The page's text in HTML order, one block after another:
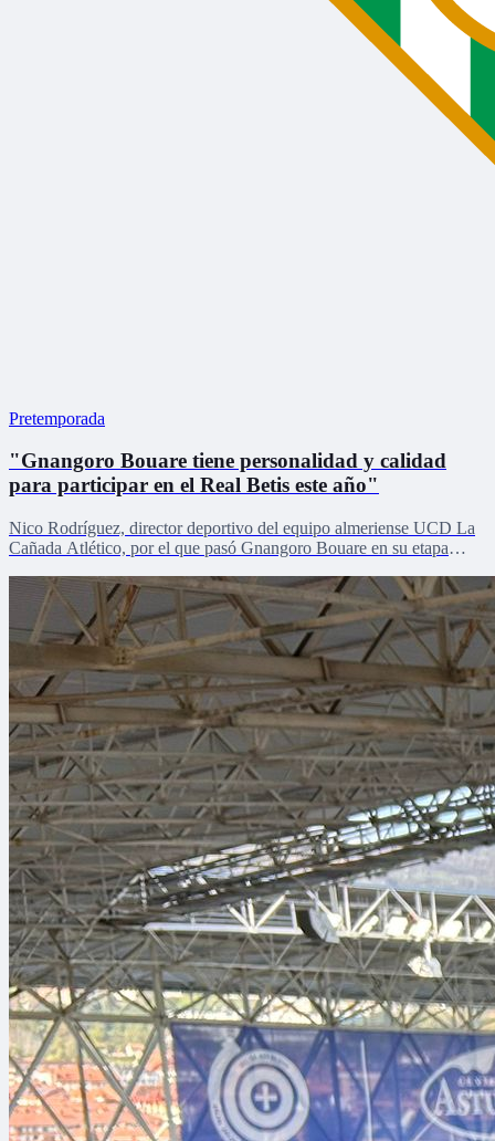
Pretemporada
"Gnangoro Bouare tiene personalidad y calidad
para participar en el Real Betis este año"
Nico Rodríguez, director deportivo del equipo almeriense UCD La
Cañada Atlético, por el que pasó Gnangoro Bouare en su etapa
cantera en la pretemporada verdiblanca con Zona Mixta.